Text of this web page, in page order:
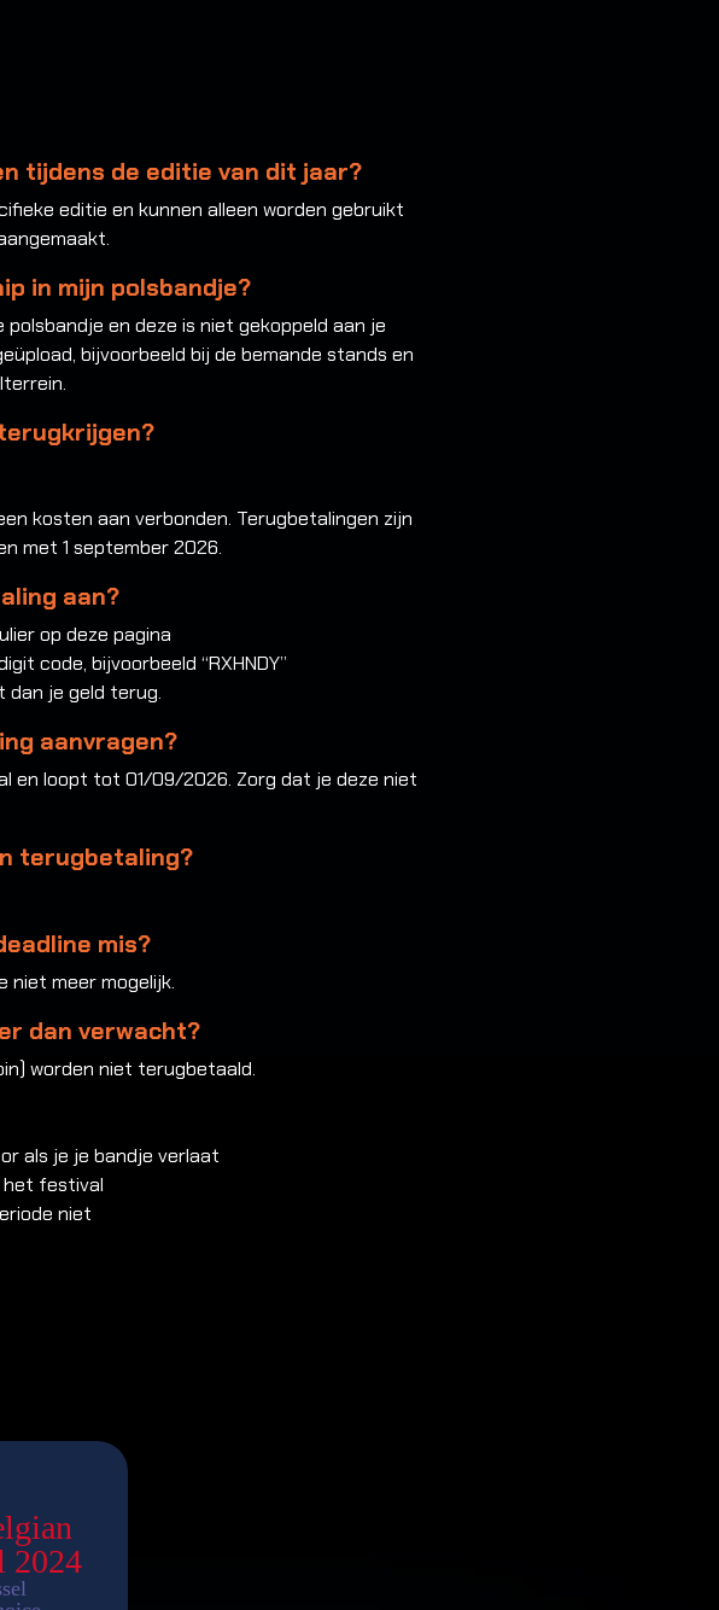
tijdens de editie van dit jaar?
editie en kunnen alleen worden gebruikt
in mijn polsbandje?
en deze is niet gekoppeld aan je
bijvoorbeeld bij de bemande stands en
kosten aan verbonden. Terugbetalingen zijn
met 1 september 2026.
aan?
op deze pagina
code, bijvoorbeeld “RXHNDY”
dan je geld terug.
aanvragen?
en loopt tot 01/09/2026. Zorg dat je deze niet
terugbetaling?
mis?
niet meer mogelijk.
dan verwacht?
worden niet terugbetaald.
als je je bandje verlaat
het festival
niet